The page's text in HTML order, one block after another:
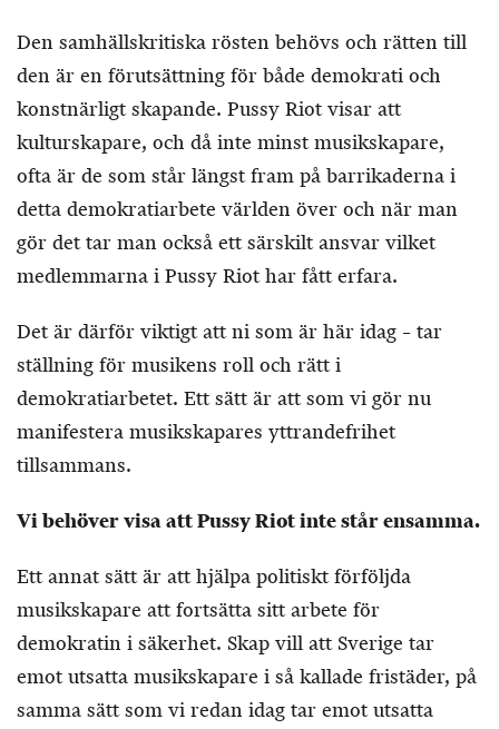
Den samhällskritiska rösten behövs och rätten till
den är en förutsättning för både demokrati och
konstnärligt skapande. Pussy Riot visar att
kulturskapare, och då inte minst musikskapare,
ofta är de som står längst fram på barrikaderna i
detta demokratiarbete världen över och när man
gör det tar man också ett särskilt ansvar vilket
medlemmarna i Pussy Riot har fått erfara.
Det är därför viktigt att ni som är här idag – tar
ställning för musikens roll och rätt i
demokratiarbetet. Ett sätt är att som vi gör nu
manifestera musikskapares yttrandefrihet
tillsammans.
Vi behöver visa att Pussy Riot inte står ensamma.
Ett annat sätt är att hjälpa politiskt förföljda
musikskapare att fortsätta sitt arbete för
demokratin i säkerhet. Skap vill att Sverige tar
emot utsatta musikskapare i så kallade fristäder, på
samma sätt som vi redan idag tar emot utsatta